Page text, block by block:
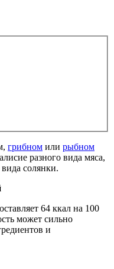
грибном или рыбном
разного вида мяса,
солянки.
64 ккал на 100
может сильно
и